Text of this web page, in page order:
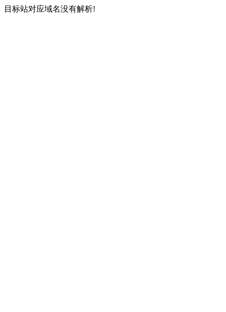
目标站对应域名没有解析!